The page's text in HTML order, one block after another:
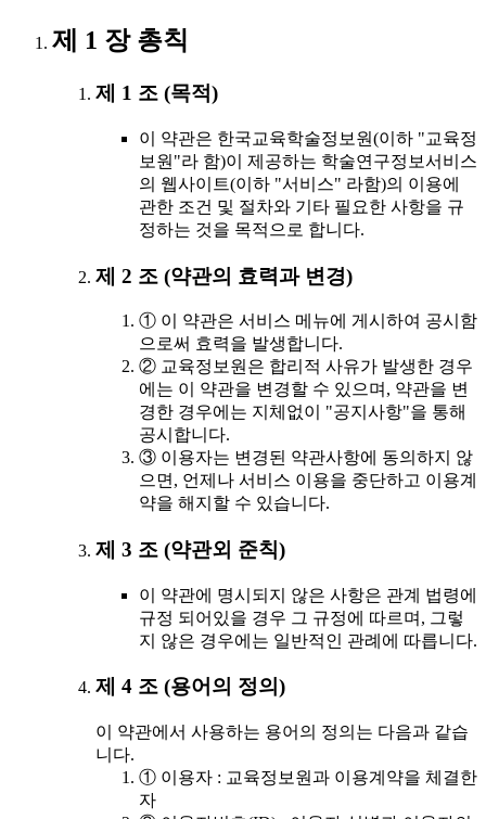
제 1 장 총칙
제 1 조 (목적)
이 약관은 한국교육학술정보원(이하 "교육정
보원"라 함)이 제공하는 학술연구정보서비스
의 웹사이트(이하 "서비스" 라함)의 이용에
관한 조건 및 절차와 기타 필요한 사항을 규
정하는 것을 목적으로 합니다.
제 2 조 (약관의 효력과 변경)
① 이 약관은 서비스 메뉴에 게시하여 공시함
으로써 효력을 발생합니다.
② 교육정보원은 합리적 사유가 발생한 경우
에는 이 약관을 변경할 수 있으며, 약관을 변
경한 경우에는 지체없이 "공지사항"을 통해
공시합니다.
③ 이용자는 변경된 약관사항에 동의하지 않
으면, 언제나 서비스 이용을 중단하고 이용계
약을 해지할 수 있습니다.
제 3 조 (약관외 준칙)
이 약관에 명시되지 않은 사항은 관계 법령에
규정 되어있을 경우 그 규정에 따르며, 그렇
지 않은 경우에는 일반적인 관례에 따릅니다.
제 4 조 (용어의 정의)
이 약관에서 사용하는 용어의 정의는 다음과 같습
니다.
① 이용자 : 교육정보원과 이용계약을 체결한
자